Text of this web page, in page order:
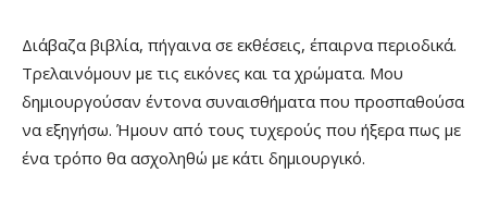
Διάβαζα βιβλία, πήγαινα σε εκθέσεις, έπαιρνα περιοδικά.
Τρελαινόμουν με τις εικόνες και τα χρώματα. Μου
δημιουργούσαν έντονα συναισθήματα που προσπαθούσα
να εξηγήσω. Ήμουν από τους τυχερούς που ήξερα πως με
ένα τρόπο θα ασχοληθώ με κάτι δημιουργικό.